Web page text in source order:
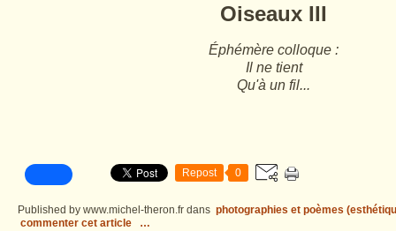
Oiseaux III
Éphémère colloque :
Il ne tient
Qu'à un fil...
Repost 0
Published by www.michel-theron.fr dans photographies et poèmes
commenter cet article
…